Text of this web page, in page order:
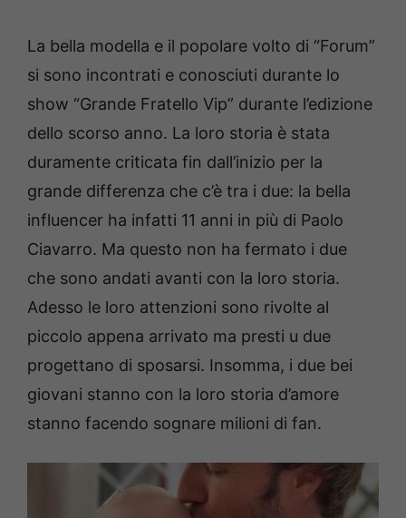
La bella modella e il popolare volto di “Forum”
si sono incontrati e conosciuti durante lo
show “Grande Fratello Vip” durante l’edizione
dello scorso anno. La loro storia è stata
duramente criticata fin dall’inizio per la
grande differenza che c’è tra i due: la bella
influencer ha infatti 11 anni in più di Paolo
Ciavarro. Ma questo non ha fermato i due
che sono andati avanti con la loro storia.
Adesso le loro attenzioni sono rivolte al
piccolo appena arrivato ma presti u due
progettano di sposarsi. Insomma, i due bei
giovani stanno con la loro storia d’amore
stanno facendo sognare milioni di fan.